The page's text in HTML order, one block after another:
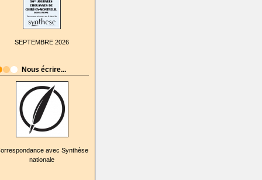
SEPTEMBRE 2026
Nous écrire...
avec Synthèse
nationale